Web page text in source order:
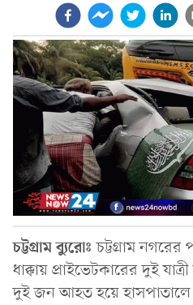
চট্টগ্রাম ব্যুরোঃচট্টগ্রাম
ধাক্কায় প্রাইভেটকারের দুই
দুই জন আহত হয়ে হাসপাতালে